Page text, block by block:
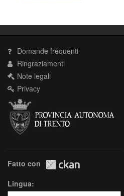
Domande frequenti
Ringraziamenti
Note legali
Privacy
Fatto con
Lingua